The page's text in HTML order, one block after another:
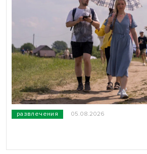
развлечения 05.08.2026